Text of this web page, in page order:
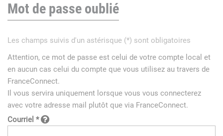
Mot de passe oublié
Les champs suivis d'un astérisque (*) sont obligatoires
Attention, ce mot de passe est celui de votre compte local et
en aucun cas celui du compte que vous utilisez au travers de
FranceConnect.
Il vous servira uniquement lorsque vous vous connecterez
avec votre adresse mail plutôt que via FranceConnect.
Courriel *